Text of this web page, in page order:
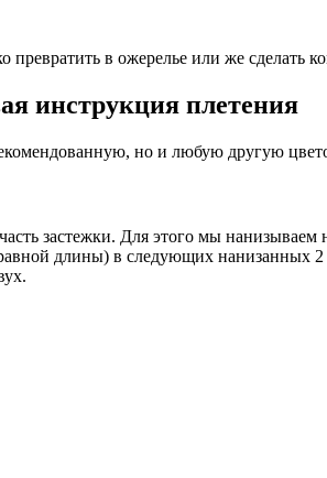
превратить в ожерелье или же сделать
инструкция плетения
но и любую другую
застежки. Для этого мы нанизываем
длины) в следующих нанизанных